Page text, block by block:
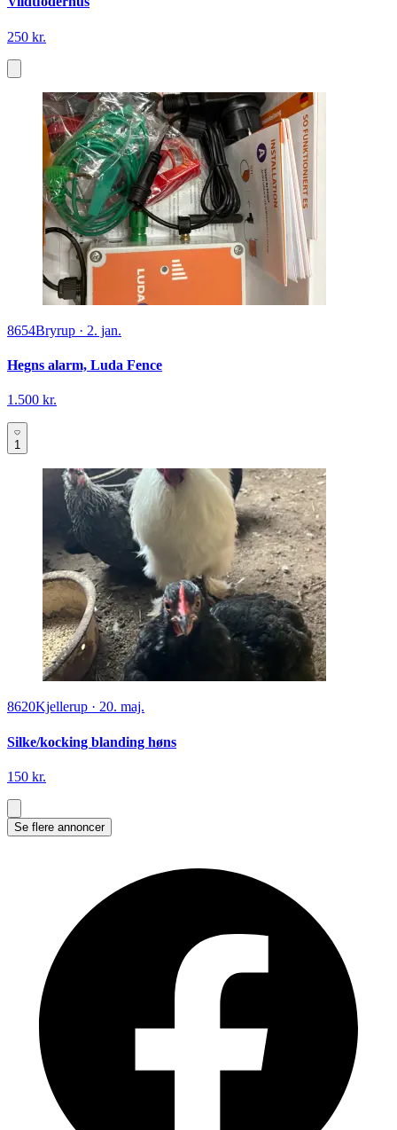
250 kr.
8654Bryrup · 2. jan.
Hegns alarm, Luda Fence
1.500 kr.
1
8620Kjellerup · 20. maj.
Silke/kocking blanding høns
150 kr.
Se flere annoncer